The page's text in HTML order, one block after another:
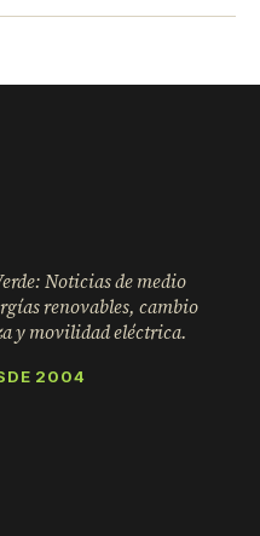
Noticias de medio
renovables, cambio
y movilidad eléctrica.
2004